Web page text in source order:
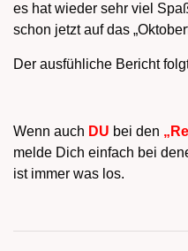
es hat wieder sehr viel
schon jetzt auf das
Der ausfühliche Bericht
Wenn auch DU bei den
melde Dich einfach bei
ist immer was los.